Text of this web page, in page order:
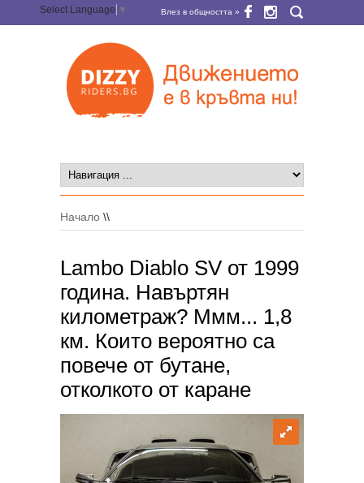
Select Language ▼ Влез в общността »
Начало \\
Lambo Diablo SV от 1999
година. Навъртян
километраж? Ммм... 1,8
км. Които вероятно са
повече от бутане,
отколкото от каране